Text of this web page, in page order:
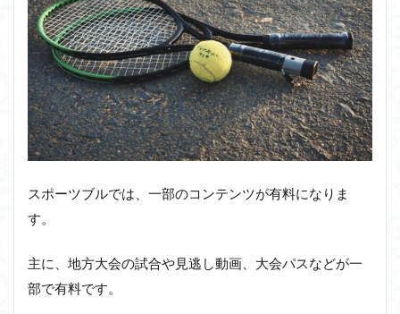
スポーツブルでは、一部のコンテンツが有料になりま
す。
主に、地方大会の試合や見逃し動画、大会パスなどが一
部で有料です。